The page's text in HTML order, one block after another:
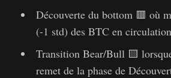
Découverte du bottom 🟥 où
(-1 std) des BTC en
Transition Bear/Bull 🟨
remet de la phase de